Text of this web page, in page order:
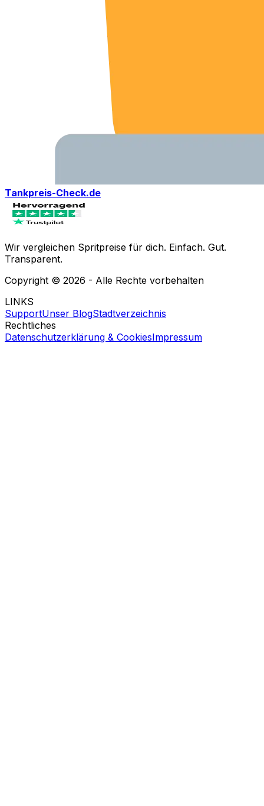
Tankpreis-Check.de
Wir vergleichen Spritpreise für dich. Einfach. Gut.
Transparent.
Copyright © 2026 - Alle Rechte vorbehalten
LINKS
SupportUnser BlogStadtverzeichnis
Rechtliches
Datenschutzerklärung & CookiesImpressum